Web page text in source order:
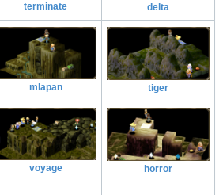
terminate delta
mlapan tiger
voyage horror